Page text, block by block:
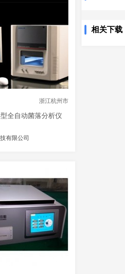
浙江杭州市
全自动菌落分析仪
有限公司
相关下载